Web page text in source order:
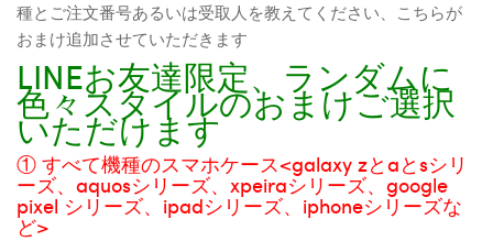
種とご注文番号あるいは受取人を教えてください、こちらが
おまけ追加させていただきます
LINEお友達限定、ランダムに
色々スタイルのおまけご選択
いただけます
① すべて機種のスマホケース<galaxy zとaとsシリ
ーズ、aquosシリーズ、xpeiraシリーズ、google
pixel シリーズ、ipadシリーズ、iphoneシリーズな
ど>